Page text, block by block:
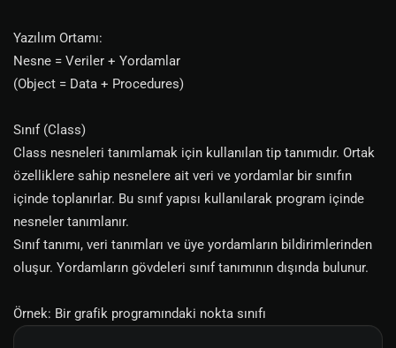
Yazılım Ortamı:
Nesne = Veriler + Yordamlar
(Object = Data + Procedures)
Sınıf (Class)
Class nesneleri tanımlamak için kullanılan tip tanımıdır. Ortak
özelliklere sahip nesnelere ait veri ve yordamlar bir sınıfın
içinde toplanırlar. Bu sınıf yapısı kullanılarak program içinde
nesneler tanımlanır.
Sınıf tanımı, veri tanımları ve üye yordamların bildirimlerinden
oluşur. Yordamların gövdeleri sınıf tanımının dışında bulunur.
Örnek: Bir grafik programındaki nokta sınıfı